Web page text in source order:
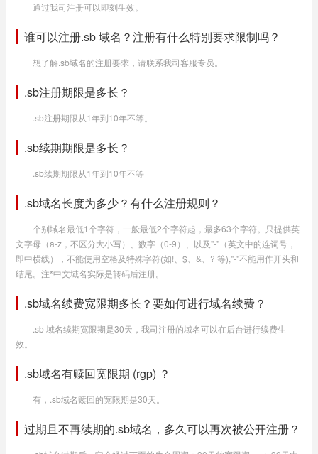
通过我司注册可以即刻生效。
谁可以注册.sb 域名？注册有什么特别要求限制吗？
想了解.sb域名的注册要求，请联系我司客服专员。
.sb注册期限是多长？
.sb注册期限从1年到10年不等。
.sb续期期限是多长？
.sb续期期限从1年到10年不等
.sb域名长度为多少？有什么注册规则？
个别域名最低1个字符，一般最低2个字符起，最多63个字符。只提供英
文字母（a-z，不区分大小写）、数字（0-9）、以及"-"（英文中的连词号，
即中横线），不能使用空格及特殊字符(如!、$、&、? 等),"-"不能用作开头和
结尾。注*中文域名实际是转码后注册。
.sb域名续费宽限期多长？要如何进行域名续费？
.sb 域名续期宽限期是30天，我司注册的域名可以在后台进行续费生
效。
.sb域名有赎回宽限期 (rgp) ？
有，.sb域名赎回的宽限期是30天。
过期且不再续期的.sb域名，多久可以再次被公开注册？